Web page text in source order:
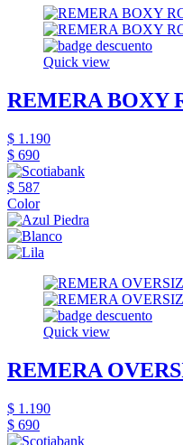
Quick view
REMERA BOXY
$ 1.190
$ 690
$ 587
Color
Quick view
REMERA
$ 1.190
$ 690